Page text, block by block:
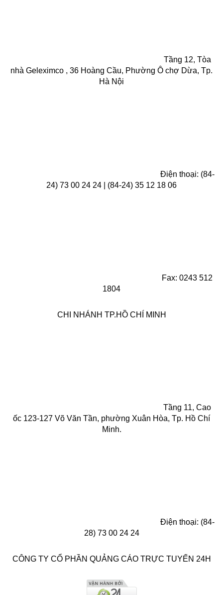
Tầng 12, Tòa
nhà Geleximco , 36 Hoàng Cầu, Phường Ô chợ Dừa, Tp.
Hà Nội
Điện thoại: (84-
24) 73 00 24 24 | (84-24) 35 12 18 06
Fax: 0243 512
1804
CHI NHÁNH TP.HỒ CHÍ MINH
Tầng 11, Cao
ốc 123-127 Võ Văn Tần, phường Xuân Hòa, Tp. Hồ Chí
Minh.
Điện thoại: (84-
28) 73 00 24 24
CÔNG TY CỔ PHẦN QUẢNG CÁO TRỰC TUYẾN 24H